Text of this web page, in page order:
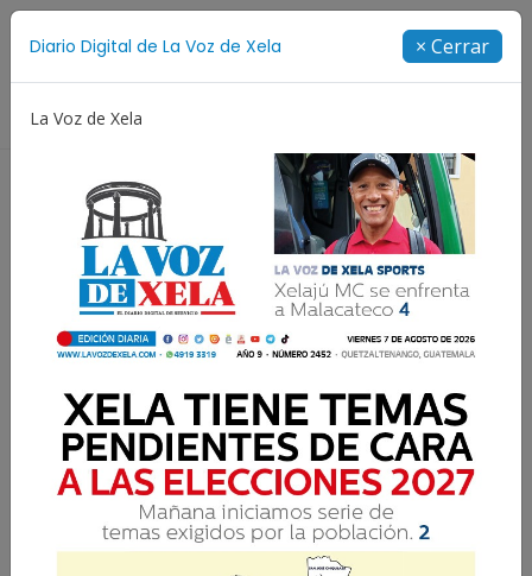
Diario Digital de La Voz de Xela × Cerrar
La Voz de Xela
Resultados para:Ser